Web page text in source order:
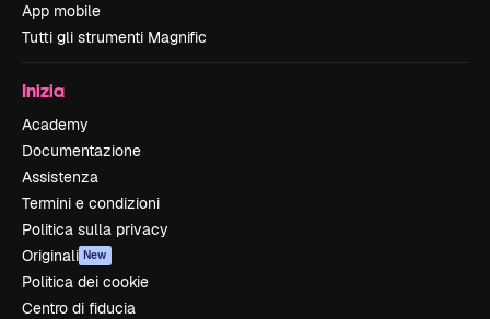
App mobile
Tutti gli strumenti Magnific
Inizia
Academy
Documentazione
Assistenza
Termini e condizioni
Politica sulla privacy
Originali New
Politica dei cookie
Centro di fiducia